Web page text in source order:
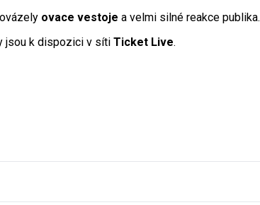
ovace vestoje a velmi silné reakce publika.
jsou k dispozici v síti Ticket Live.